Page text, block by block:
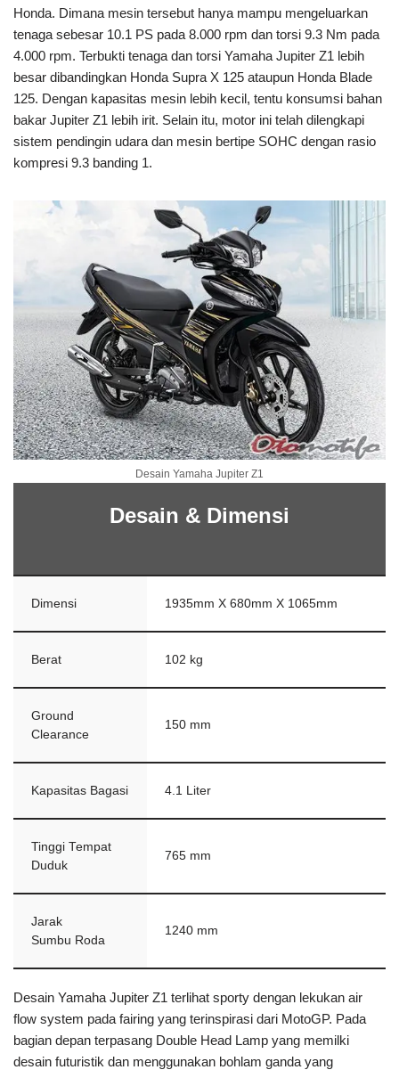
Honda. Dimana mesin tersebut hanya mampu mengeluarkan
tenaga sebesar 10.1 PS pada 8.000 rpm dan torsi 9.3 Nm pada
4.000 rpm. Terbukti tenaga dan torsi Yamaha Jupiter Z1 lebih
besar dibandingkan Honda Supra X 125 ataupun Honda Blade
125. Dengan kapasitas mesin lebih kecil, tentu konsumsi bahan
bakar Jupiter Z1 lebih irit. Selain itu, motor ini telah dilengkapi
sistem pendingin udara dan mesin bertipe SOHC dengan rasio
kompresi 9.3 banding 1.
Desain Yamaha Jupiter Z1
Desain & Dimensi
Dimensi 1935mm X 680mm X 1065mm
Berat 102 kg
Ground
Clearance
150 mm
Kapasitas Bagasi 4.1 Liter
Tinggi Tempat
Duduk
765 mm
Jarak
Sumbu Roda
1240 mm
Desain Yamaha Jupiter Z1 terlihat sporty dengan lekukan air
flow system pada fairing yang terinspirasi dari MotoGP. Pada
bagian depan terpasang Double Head Lamp yang memilki
desain futuristik dan menggunakan bohlam ganda yang